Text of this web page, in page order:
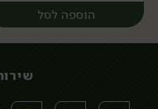
הוספה לסל